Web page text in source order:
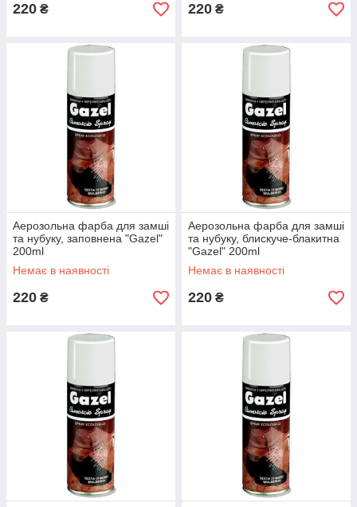
220 ₴ 220 ₴
Аерозольна фарба для замші
та нубуку, заповнена "Gazel"
200ml
Немає в наявності
220 ₴
Аерозольна фарба для замші
та нубуку, блискуче-блакитна
"Gazel" 200ml
Немає в наявності
220 ₴